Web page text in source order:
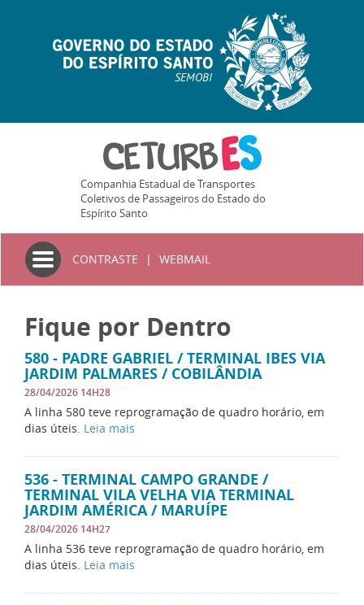
SEMOBI
Companhia Estadual de Transportes
Coletivos de Passageiros do Estado do
Espírito Santo
Toggle
navigation
CONTRASTE | WEBMAIL
Fique por Dentro
580 - PADRE GABRIEL / TERMINAL IBES VIA
JARDIM PALMARES / COBILÂNDIA
28/04/2026 14H28
A linha 580 teve reprogramação de quadro horário, em
dias úteis. Leia mais
536 - TERMINAL CAMPO GRANDE /
TERMINAL VILA VELHA VIA TERMINAL
JARDIM AMÉRICA / MARUÍPE
28/04/2026 14H27
A linha 536 teve reprogramação de quadro horário, em
dias úteis. Leia mais